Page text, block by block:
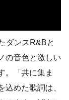
ダンスR&Bと
の音色と激しい
。「共に集ま
込めた歌詞は、